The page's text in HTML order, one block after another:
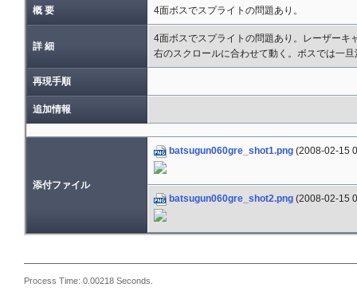
概 要 4面ボスでスプライトの問題あり。
詳 細
4面ボスでスプライトの問題あり。レーザーキ
右のスクロールに合わせて動く。ボスでは一
再現手順
追加情報
添付ファイル
batsugun060gre_shot1.png (2008-02-15
batsugun060gre_shot2.png (2008-02-15
Process Time: 0.00218 Seconds.